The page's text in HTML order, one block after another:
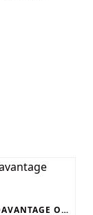
SANTÉ AU TRAVAIL : DES MANAGERS À DAVANTAGE OUTILLER